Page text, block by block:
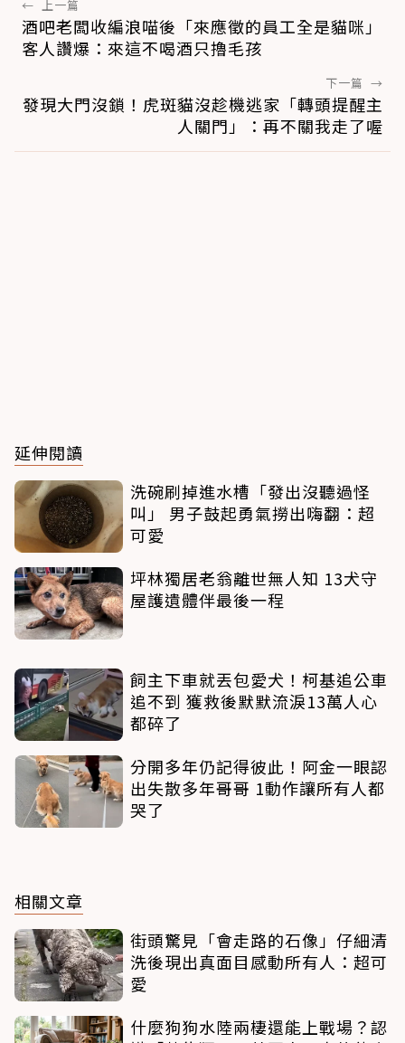
← 上一篇
酒吧老闆收編浪喵後「來應徵的員工全是貓咪」
客人讚爆：來這不喝酒只擼毛孩
下一篇 →
發現大門沒鎖！虎斑貓沒趁機逃家「轉頭提醒主
人關門」：再不關我走了喔
延伸閱讀
洗碗刷掉進水槽「發出沒聽過怪
叫」 男子鼓起勇氣撈出嗨翻：超
可愛
坪林獨居老翁離世無人知 13犬守
屋護遺體伴最後一程
飼主下車就丟包愛犬！柯基追公車
追不到 獲救後默默流淚13萬人心
都碎了
分開多年仍記得彼此！阿金一眼認
出失散多年哥哥 1動作讓所有人都
哭了
相關文章
街頭驚見「會走路的石像」仔細清
洗後現出真面目感動所有人：超可
愛
什麼狗狗水陸兩棲還能上戰場？認